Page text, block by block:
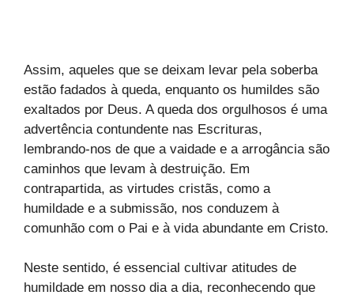
Assim, aqueles que se deixam levar pela soberba
estão fadados à queda, enquanto os humildes são
exaltados por Deus. A queda dos orgulhosos é uma
advertência contundente nas Escrituras,
lembrando-nos de que a vaidade e a arrogância são
caminhos que levam à destruição. Em
contrapartida, as virtudes cristãs, como a
humildade e a submissão, nos conduzem à
comunhão com o Pai e à vida abundante em Cristo.
Neste sentido, é essencial cultivar atitudes de
humildade em nosso dia a dia, reconhecendo que